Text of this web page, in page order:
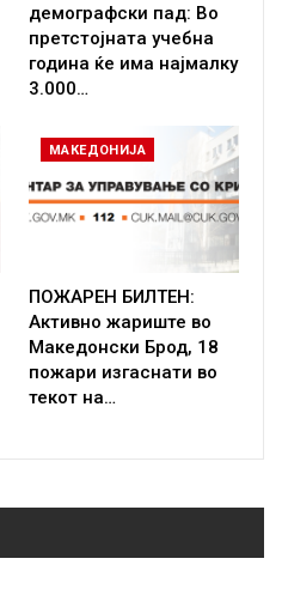
демографски пад: Во
претстојната учебна
година ќе има најмалку
3.000…
МАКЕДОНИЈА
ПОЖАРЕН БИЛТЕН:
Активно жариште во
Македонски Брод, 18
пожари изгаснати во
текот на…